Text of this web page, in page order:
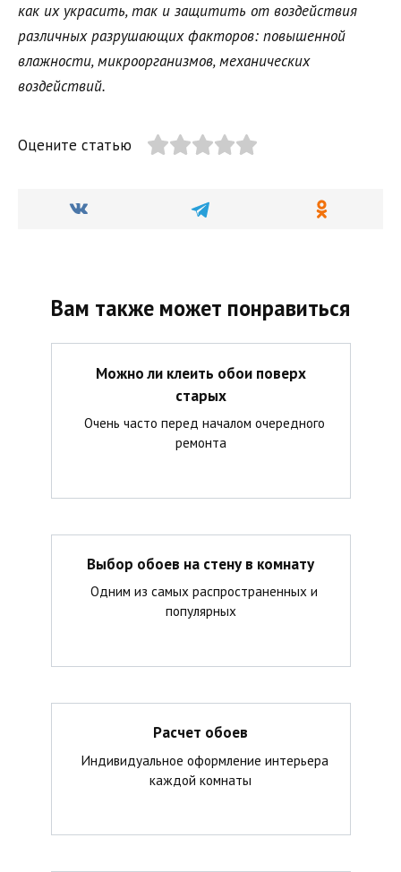
как их украсить, так и защитить от воздействия
различных разрушающих факторов: повышенной
влажности, микроорганизмов, механических
воздействий.
Оцените статью
Вам также может понравиться
Можно ли клеить обои поверх
старых
Очень часто перед началом очередного
ремонта
Выбор обоев на стену в комнату
Одним из самых распространенных и
популярных
Расчет обоев
Индивидуальное оформление интерьера
каждой комнаты